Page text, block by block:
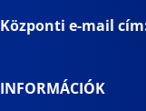
Központi e-mail
INFORMÁCIÓK